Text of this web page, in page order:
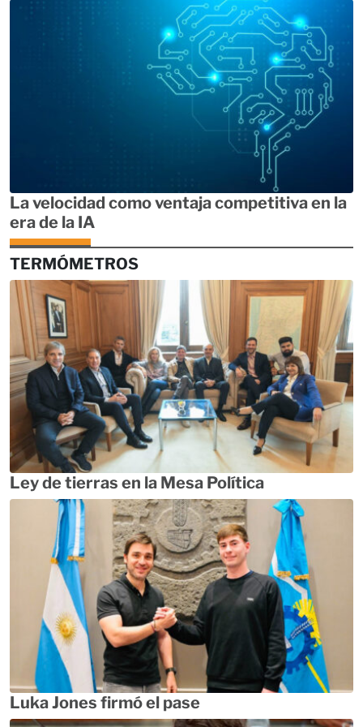
La velocidad como ventaja competitiva en la
era de la IA
TERMÓMETROS
Ley de tierras en la Mesa Política
Luka Jones firmó el pase